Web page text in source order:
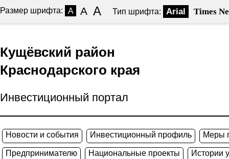
Размер шрифта: A A A Тип шрифта: Arial Times
Кущёвский район
Краснодарского края
Инвестиционный портал
Новости и события Инвестиционный профиль Меры
Предпринимателю Национальные проекты Истории